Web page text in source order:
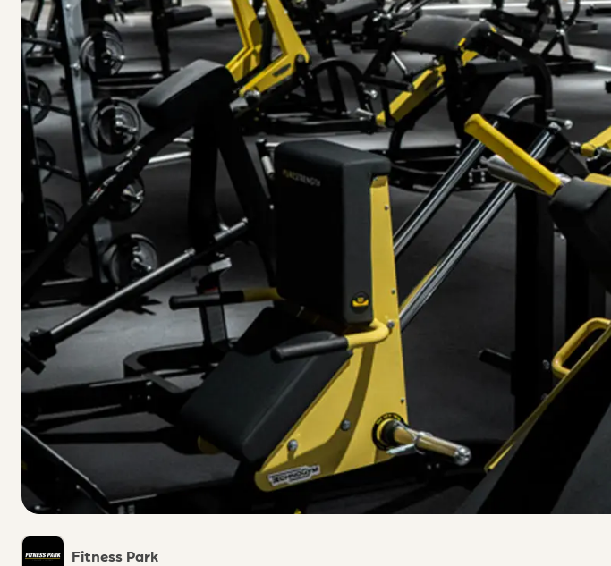
Fitness Park